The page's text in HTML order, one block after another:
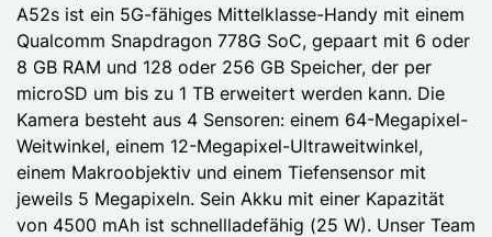
A52s ist ein 5G-fähiges Mittelklasse-Handy mit einem
Qualcomm Snapdragon 778G SoC, gepaart mit 6 oder
8 GB RAM und 128 oder 256 GB Speicher, der per
microSD um bis zu 1 TB erweitert werden kann. Die
Kamera besteht aus 4 Sensoren: einem 64-Megapixel-
Weitwinkel, einem 12-Megapixel-Ultraweitwinkel,
einem Makroobjektiv und einem Tiefensensor mit
jeweils 5 Megapixeln. Sein Akku mit einer Kapazität
von 4500 mAh ist schnellladefähig (25 W). Unser Team